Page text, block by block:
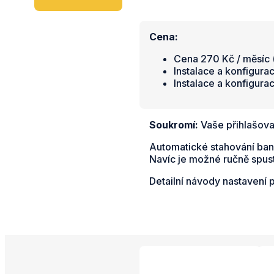
Cena:
Cena 270 Kč /
Instalace a
Instalace a
Soukromí: Vaše
Automatické stahování
Navíc je možné ručně
Detailní návody nastavení